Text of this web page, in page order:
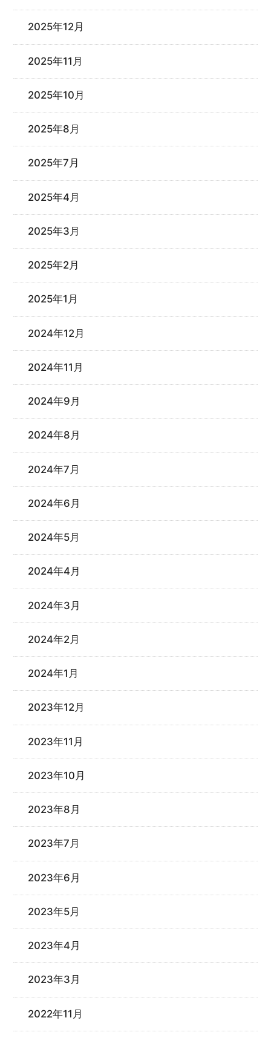
2025年12月
2025年11月
2025年10月
2025年8月
2025年7月
2025年4月
2025年3月
2025年2月
2025年1月
2024年12月
2024年11月
2024年9月
2024年8月
2024年7月
2024年6月
2024年5月
2024年4月
2024年3月
2024年2月
2024年1月
2023年12月
2023年11月
2023年10月
2023年8月
2023年7月
2023年6月
2023年5月
2023年4月
2023年3月
2022年11月